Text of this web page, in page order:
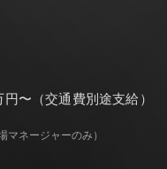
〜（交通費別途支給）
マネージャーのみ）